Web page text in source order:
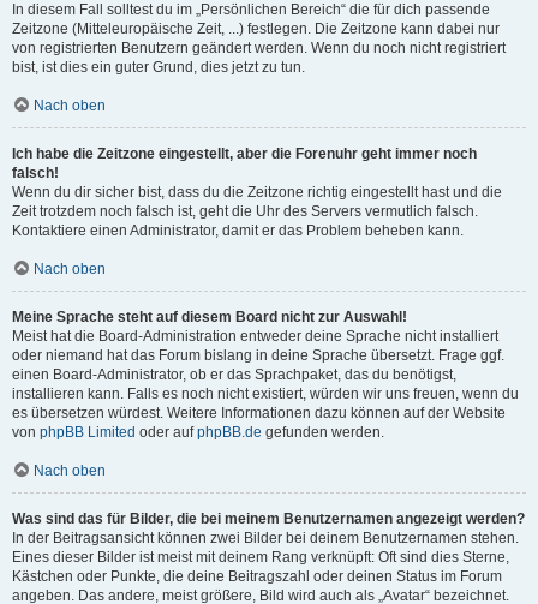
In diesem Fall solltest du im „Persönlichen Bereich“ die für dich passende
Zeitzone (Mitteleuropäische Zeit, ...) festlegen. Die Zeitzone kann dabei nur
von registrierten Benutzern geändert werden. Wenn du noch nicht registriert
bist, ist dies ein guter Grund, dies jetzt zu tun.
Nach oben
Ich habe die Zeitzone eingestellt, aber die Forenuhr geht immer noch
falsch!
Wenn du dir sicher bist, dass du die Zeitzone richtig eingestellt hast und die
Zeit trotzdem noch falsch ist, geht die Uhr des Servers vermutlich falsch.
Kontaktiere einen Administrator, damit er das Problem beheben kann.
Nach oben
Meine Sprache steht auf diesem Board nicht zur Auswahl!
Meist hat die Board-Administration entweder deine Sprache nicht installiert
oder niemand hat das Forum bislang in deine Sprache übersetzt. Frage ggf.
einen Board-Administrator, ob er das Sprachpaket, das du benötigst,
installieren kann. Falls es noch nicht existiert, würden wir uns freuen, wenn du
es übersetzen würdest. Weitere Informationen dazu können auf der Website
von phpBB Limited oder aufphpBB.de gefunden werden.
Nach oben
Was sind das für Bilder, die bei meinem Benutzernamen angezeigt werden?
In der Beitragsansicht können zwei Bilder bei deinem Benutzernamen stehen.
Eines dieser Bilder ist meist mit deinem Rang verknüpft: Oft sind dies Sterne,
Kästchen oder Punkte, die deine Beitragszahl oder deinen Status im Forum
angeben. Das andere, meist größere, Bild wird auch als „Avatar“ bezeichnet.